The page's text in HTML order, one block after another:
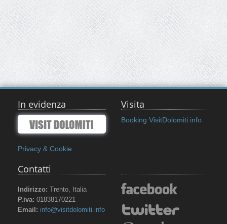
In evidenza
Privacy & Cookie
Visita
Booking VisitDolomiti.info
Contatti
Indirizzo: Trento, Italia
P.iva: 01838170221
Email: info@visitdolomiti.info